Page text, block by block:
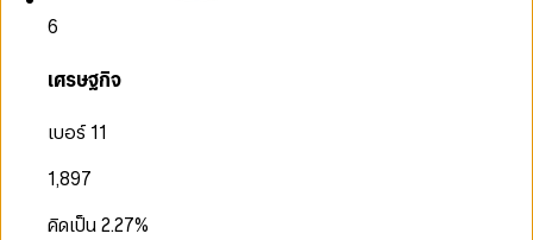
6
เศรษฐกิจ
เบอร์ 11
1,897
คิดเป็น2.27%